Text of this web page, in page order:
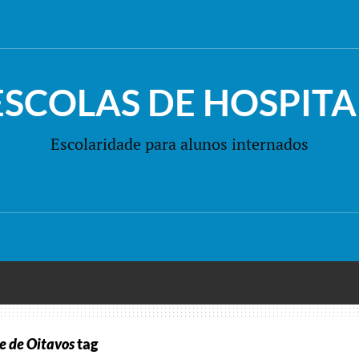
DE
Escolaridade para alunos internados
de Oitavostag